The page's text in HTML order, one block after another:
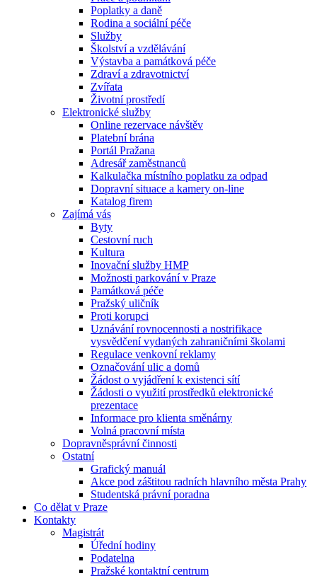
Poplatky a daně
Rodina a sociální péče
Služby
Školství a vzdělávání
Výstavba a památková péče
Zdraví a zdravotnictví
Zvířata
Životní prostředí
Elektronické služby
Online rezervace návštěv
Platební brána
Portál Pražana
Adresář zaměstnanců
Kalkulačka místního poplatku za odpad
Dopravní situace a kamery on-line
Katalog firem
Zajímá vás
Byty
Cestovní ruch
Kultura
Inovační služby HMP
Možnosti parkování v Praze
Památková péče
Pražský uličník
Proti korupci
Uznávání rovnocennosti a nostrifikace
vysvědčení vydaných zahraničními školami
Regulace venkovní reklamy
Označování ulic a domů
Žádost o vyjádření k existenci sítí
Žádosti o využití prostředků elektronické
prezentace
Informace pro klienta směnárny
Volná pracovní místa
Dopravněsprávní činnosti
Ostatní
Grafický manuál
Akce pod záštitou radních hlavního města Prahy
Studentská právní poradna
Co dělat v Praze
Kontakty
Magistrát
Úřední hodiny
Podatelna
Pražské kontaktní centrum